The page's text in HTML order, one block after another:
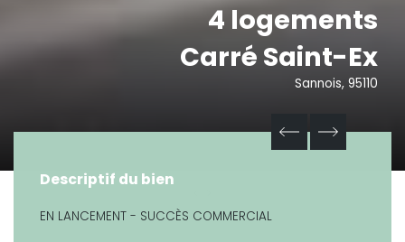
4 logements
Carré Saint-Ex
Sannois, 95110
Descriptif du bien
EN LANCEMENT - SUCCÈS COMMERCIAL